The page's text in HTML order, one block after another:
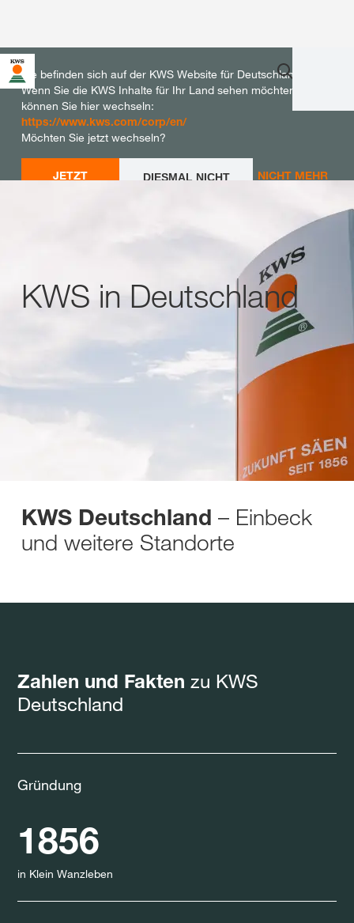
Sie befinden sich auf der KWS Website für Deutschland.
Wenn Sie die KWS Inhalte für Ihr Land sehen möchten,
können Sie hier wechseln:
https://www.kws.com/corp/en/
Möchten Sie jetzt wechseln?
JETZT
DIESMAL NICHT
NICHT MEHR
KWS in Deutschland
KWS Deutschland – Einbeck
und weitere Standorte
Zahlen und Fakten zu KWS
Deutschland
Gründung
1856
in Klein Wanzleben